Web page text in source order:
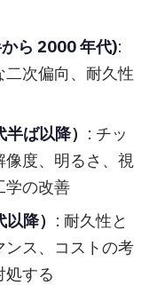
ら 2000 年代):
次偏向、耐久性
ば以降） : チッ
像度、明るさ、視
学の改善
降） : 耐久性と
ス、コストの考
処する